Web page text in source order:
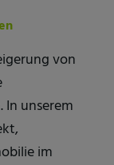
von
unserem
im